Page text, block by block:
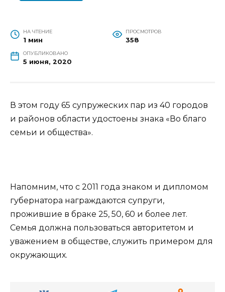
НА ЧТЕНИЕ
1 мин
ПРОСМОТРОВ
358
ОПУБЛИКОВАНО
5 июня, 2020
В этом году 65 супружеских пар из 40 городов
и районов области удостоены знака «Во благо
семьи и общества».
Напомним, что с 2011 года знаком и дипломом
губернатора награждаются супруги,
прожившие в браке 25, 50, 60 и более лет.
Семья должна пользоваться авторитетом и
уважением в обществе, служить примером для
окружающих.